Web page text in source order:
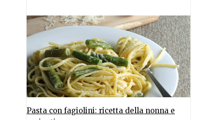
Pasta con fagiolini: ricetta della nonna e